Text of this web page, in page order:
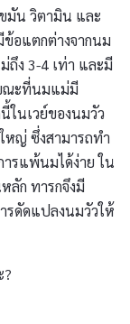
มัน วิตามิน และ
ข้อแตกต่างจากนม
ง 3-4 เท่า และมี
ณะที่นมแม่มี
ในเวย์ของนมวัว
หญ่ ซึ่งสามารถทำ
ารแพ้นมได้ง่าย ใน
ลัก ทารกจึงมี
รดัดแปลงนมวัวให้
?